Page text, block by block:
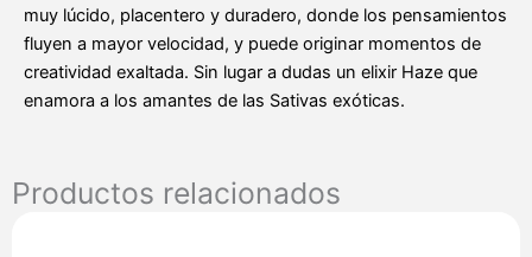
muy lúcido, placentero y duradero, donde los pensamientos
fluyen a mayor velocidad, y puede originar momentos de
creatividad exaltada. Sin lugar a dudas un elixir Haze que
enamora a los amantes de las Sativas exóticas.
Productos relacionados